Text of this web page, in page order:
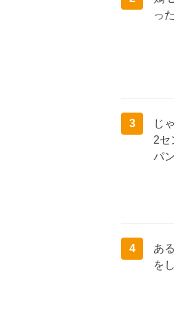
っ
3
じ
2セ
パ
4
あ
を